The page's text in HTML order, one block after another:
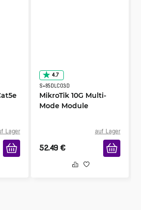
Lager
4.7
S+85DLC03D
MikroTik 10G Multi-
Mode Module
auf Lager
52.49 €